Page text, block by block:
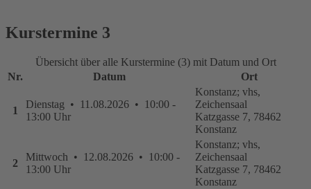
Kurstermine 3
Übersicht über alle Kurstermine (3) mit Datum und Ort
Nr.
Datum Ort
1
Dienstag • 11.08.2026 • 10:00 -
13:00 Uhr
Konstanz; vhs,
Zeichensaal
Katzgasse 7, 78462
Konstanz
2
Mittwoch • 12.08.2026 • 10:00 -
13:00 Uhr
Konstanz; vhs,
Zeichensaal
Katzgasse 7, 78462
Konstanz